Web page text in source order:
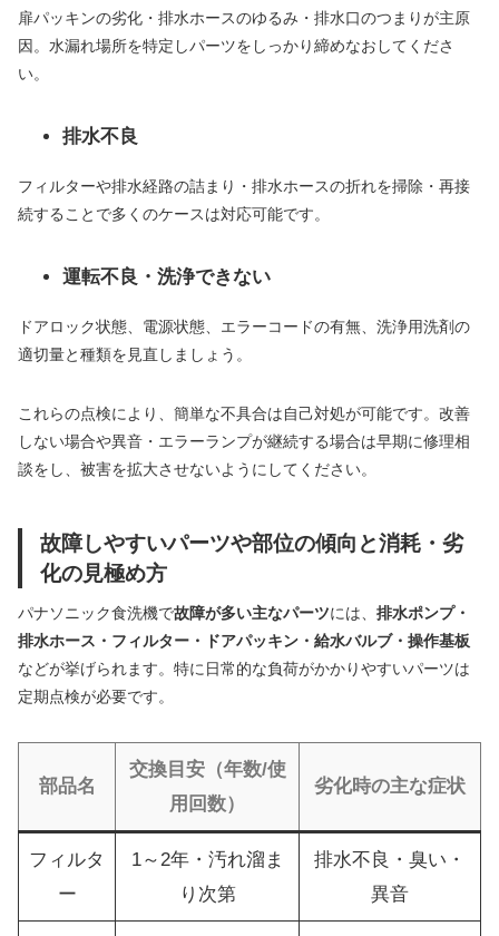
扉パッキンの劣化・排水ホースのゆるみ・排水口のつまりが主原
因。水漏れ場所を特定しパーツをしっかり締めなおしてくださ
い。
排水不良
フィルターや排水経路の詰まり・排水ホースの折れを掃除・再接
続することで多くのケースは対応可能です。
運転不良・洗浄できない
ドアロック状態、電源状態、エラーコードの有無、洗浄用洗剤の
適切量と種類を見直しましょう。
これらの点検により、簡単な不具合は自己対処が可能です。改善
しない場合や異音・エラーランプが継続する場合は早期に修理相
談をし、被害を拡大させないようにしてください。
故障しやすいパーツや部位の傾向と消耗・劣
化の見極め方
パナソニック食洗機で故障が多い主なパーツには、 排水ポンプ・
排水ホース・フィルター・ドアパッキン・給水バルブ・操作基板
などが挙げられます。特に日常的な負荷がかかりやすいパーツは
定期点検が必要です。
部品名
交換目安（年数/使
用回数）
劣化時の主な症状
フィルタ
ー
1～2年・汚れ溜ま
り次第
排水不良・臭い・
異音